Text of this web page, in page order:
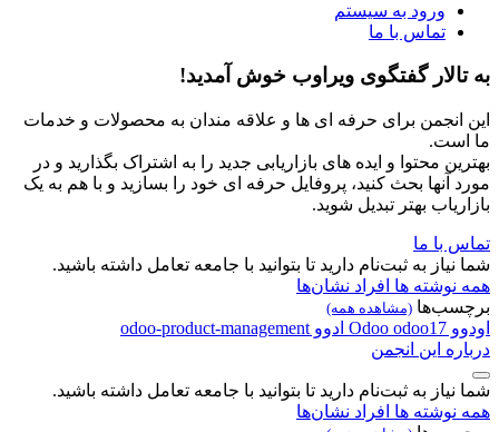
ورود به سیستم
تماس با ما
به تالار گفتگوی ویراوب خوش آمدید!
این انجمن برای حرفه ای ها و علاقه مندان به محصولات و خدمات
ما است.
بهترین محتوا و ایده های بازاریابی جدید را به اشتراک بگذارید و در
مورد آنها بحث کنید، پروفایل حرفه ای خود را بسازید و با هم به یک
بازاریاب بهتر تبدیل شوید.
تماس با ما
شما نیاز به ثبت‌نام دارید تا بتوانید با جامعه تعامل داشته باشید.
همه نوشته ها افراد نشان‌ها
برچسب‌ها (مشاهده همه)
اودوو Odoo odoo17 ادوو odoo-product-management
درباره این انجمن
شما نیاز به ثبت‌نام دارید تا بتوانید با جامعه تعامل داشته باشید.
همه نوشته ها افراد نشان‌ها